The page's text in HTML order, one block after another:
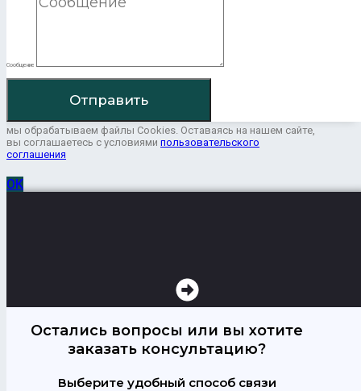
Сообщение
Отправить
мы обрабатываем файлы Cookies. Оставаясь на нашем сайте,
вы соглашаетесь с условиями пользовательского
соглашения
ОК
Остались вопросы или вы хотите
заказать консультацию?
Выберите удобный способ связи